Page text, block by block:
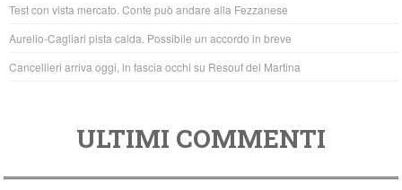
k
Test con vista mercato. Conte può andare alla Fezzanese
Aurelio-Cagliari pista calda. Possibile un accordo in breve
Cancellieri arriva oggi, in fascia occhi su Resouf del Martina
ULTIMI COMMENTI